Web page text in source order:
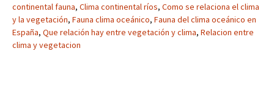
continental fauna, Clima continental ríos, Como se relaciona el clima
y la vegetación, Fauna clima oceánico, Fauna del clima oceánico en
España, Que relación hay entre vegetación y clima, Relacion entre
clima y vegetacion